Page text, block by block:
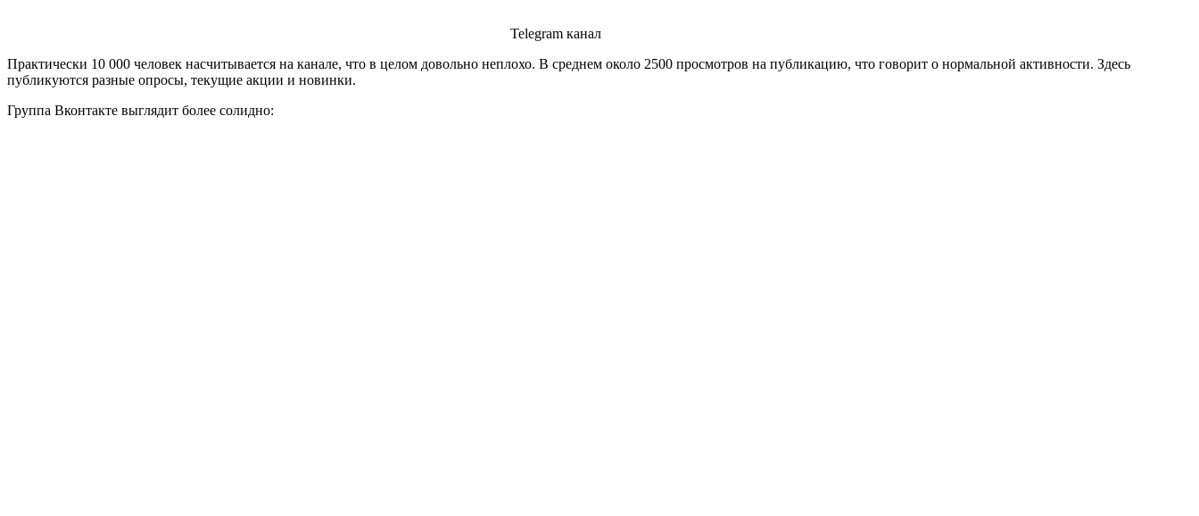
Telegram канал
Практически 10 000 человек насчитывается на канале, что в целом довольно неплохо. В среднем около 2500 просмотров на публикацию, что говорит о нормальной активности. Здесь
публикуются разные опросы, текущие акции и новинки.
Группа Вконтакте выглядит более солидно: